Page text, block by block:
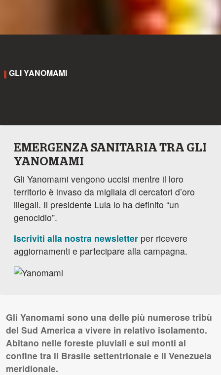
GLI YANOMAMI
EMERGENZA SANITARIA TRA GLI
YANOMAMI
Gli Yanomami vengono uccisi mentre il loro
territorio è invaso da migliaia di cercatori d’oro
illegali. Il presidente Lula lo ha definito “un
genocidio”.
Iscriviti alla nostra newsletter per ricevere
aggiornamenti e partecipare alla campagna.
Gli Yanomami sono una delle più numerose tribù
del Sud America a vivere in relativo isolamento.
Abitano nelle foreste pluviali e sui monti al
confine tra il Brasile settentrionale e il Venezuela
meridionale.